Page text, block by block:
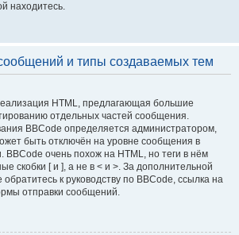
находитесь.
и типы создаваемых тем
HTML, предлагающая большие
отдельных частей сообщения.
BBCode определяется администратором,
быть отключён на уровне сообщения в
BBCode очень похож на HTML, но теги в нём
скобки [ и ], а не в < и >. За дополнительной
к руководству по BBCode, ссылка на
отправки сообщений.